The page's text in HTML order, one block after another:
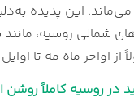
این پدیده
شمالی روسیه، مانند
اواخر ماه مه تا
در روسیه کاملاً